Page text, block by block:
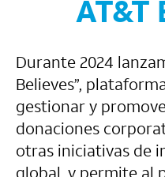
AT&T
Durante 2024
Believes”,
gestionar y
donaciones
otras iniciativas de